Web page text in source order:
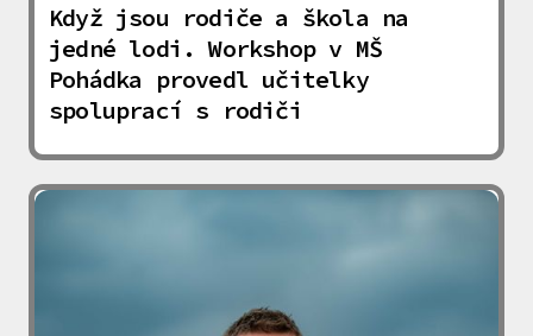
Když jsou rodiče a škola na
jedné lodi. Workshop v MŠ
Pohádka provedl učitelky
spoluprací s rodiči